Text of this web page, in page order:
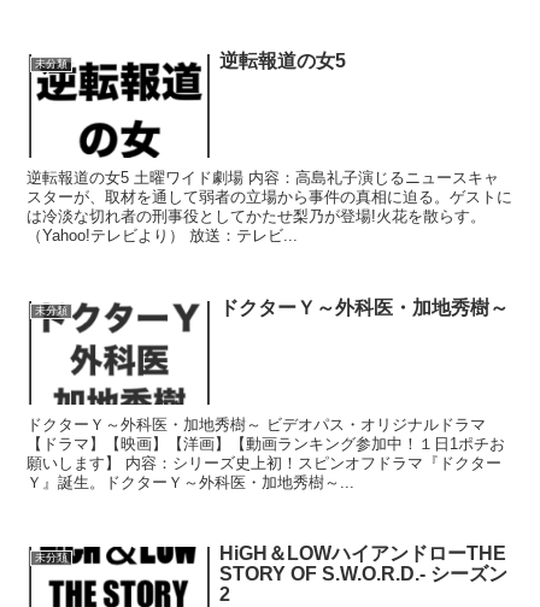
未分類 逆転報道の女5
逆転報道の女5 土曜ワイド劇場 内容：高島礼子演じるニュースキャ
スターが、取材を通して弱者の立場から事件の真相に迫る。ゲストに
は冷淡な切れ者の刑事役としてかたせ梨乃が登場!火花を散らす。
（Yahoo!テレビより） 放送：テレビ...
未分類 ドクターＹ～外科医・加地秀樹～
ドクターＹ～外科医・加地秀樹～ ビデオパス・オリジナルドラマ
【ドラマ】【映画】【洋画】【動画ランキング参加中！１日1ポチお
願いします】 内容：シリーズ史上初！スピンオフドラマ『ドクター
Ｙ』誕生。ドクターＹ～外科医・加地秀樹～...
未分類
HiGH＆LOWハイアンドローTHE
STORY OF S.W.O.R.D.- シーズン
2